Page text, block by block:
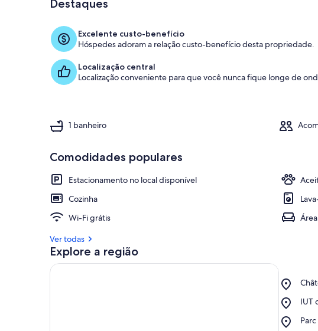
Quarto
Destaques
Excelente custo-benefício
Hóspedes adoram a relação custo-benefício desta propriedade.
Localização central
Localização conveniente para que você nunca fique longe de
1 banheiro
Comodidades populares
Estacionamento no local disponível
Cozinha
Wi-Fi grátis
Ver todas
Explore a região
de
IUT
de